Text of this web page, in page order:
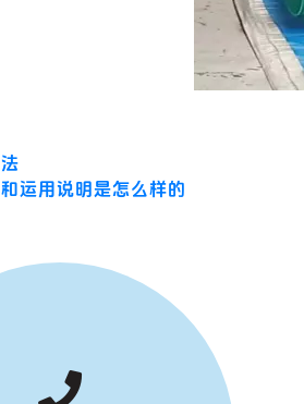
运用说明是怎么样的